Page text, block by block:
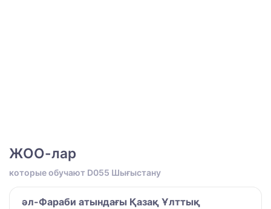
ЖОО-лар
которые обучают D055 Шығыстану
әл-Фараби атындағы Қазақ Ұлттық